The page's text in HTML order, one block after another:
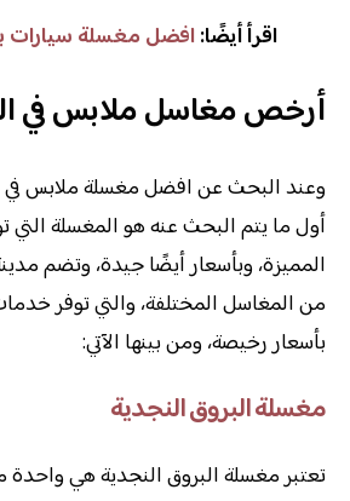
اقرأ أيضًا: افضل مغسلة سيارات
أرخص مغاسل ملابس في
وعند البحث عن افضل مغسلة ملابس في
أول ما يتم البحث عنه هو المغسلة التي
المميزة، وبأسعار أيضًا جيدة، وتضم
من المغاسل المختلفة، والتي توفر
بأسعار رخيصة، ومن بينها الآتي:
مغسلة البروق النجدية
تعتبر مغسلة البروق النجدية هي